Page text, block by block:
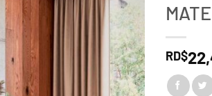
MATE
RD$